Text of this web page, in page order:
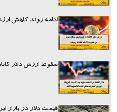
ادامه روند کاهش
سقوط ارزش دلار کانادا تا
قیمت دلار در بازار ایران رکورد ۱۸۰